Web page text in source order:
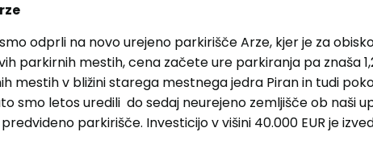
odprli na novo urejeno parkirišče Arze, kjer je za
parkirnih mestih, cena začete ure parkiranja pa znaša
mestih v bližini starega mestnega jedra Piran in tudi
smo letos uredili do sedaj neurejeno zemljišče ob naši
parkirišče. Investicijo v višini 40.000 EUR je